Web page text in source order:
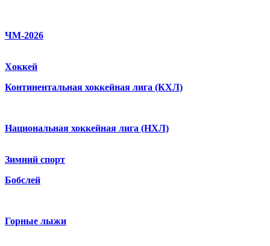
ЧМ-2026
Хоккей
Континентальная хоккейная лига (КХЛ)
Национальная хоккейная лига (НХЛ)
Зимний спорт
Бобслей
Горные лыжи